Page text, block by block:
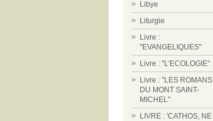
Libye
Liturgie
Livre :
"EVANGELIQUES"
Livre : "L'ECOLOGIE"
Livre : "LES ROMANS
DU MONT SAINT-
MICHEL"
LIVRE : 'CATHOS, NE